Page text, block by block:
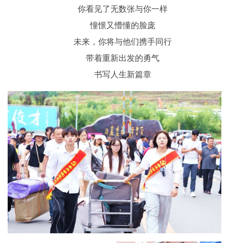
你看见了无数张与你一样
憧憬又懵懂的脸庞
未来，你将与他们携手同行
带着重新出发的勇气
书写人生新篇章